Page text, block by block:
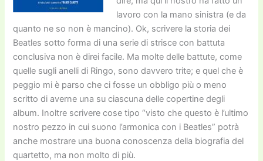
lavoro con la mano sinistra (e da
quanto ne so non è mancino). Ok, scrivere la storia dei
Beatles sotto forma di una serie di strisce con battuta
conclusiva non è direi facile. Ma molte delle battute, come
quelle sugli anelli di Ringo, sono davvero trite; e quel che è
peggio mi è parso che ci fosse un obbligo più o meno
scritto di averne una su ciascuna delle copertine degli
album. Inoltre scrivere cose tipo “visto che questo è l’ultimo
nostro pezzo in cui suono l’armonica con i Beatles” potrà
anche mostrare una buona conoscenza della biografia del
quartetto, ma non molto di più.